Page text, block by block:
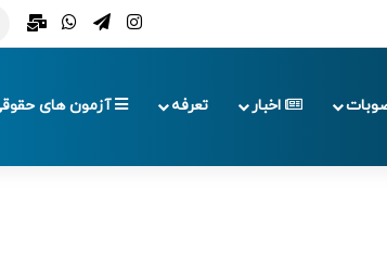
اینستاگرام
تلگرامواتس آپ
اخبار تعرفه آزمون های